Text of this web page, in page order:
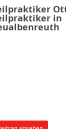
in